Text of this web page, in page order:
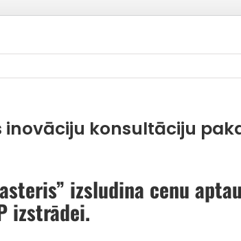
konsultāciju
izsludina cenu
izstrādei.